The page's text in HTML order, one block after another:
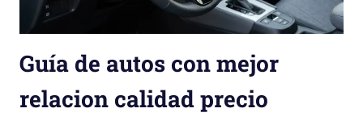
Guía de autos con mejor
relacion calidad precio